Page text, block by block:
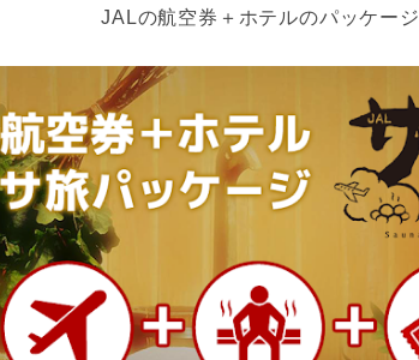
JALの航空券＋ホテルのパッケージ